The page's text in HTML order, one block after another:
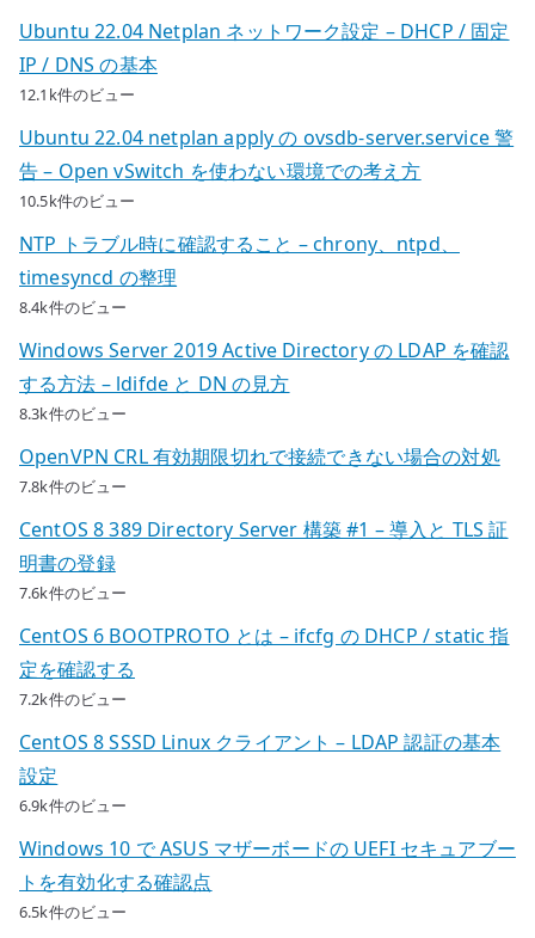
Ubuntu 22.04 Netplan ネットワーク設定 – DHCP / 固定
IP / DNS の基本
12.1k件のビュー
Ubuntu 22.04 netplan apply の ovsdb-server.service 警
告 – Open vSwitch を使わない環境での考え方
10.5k件のビュー
NTP トラブル時に確認すること – chrony、ntpd、
timesyncd の整理
8.4k件のビュー
Windows Server 2019 Active Directory の LDAP を確認
する方法 – ldifde と DN の見方
8.3k件のビュー
OpenVPN CRL 有効期限切れで接続できない場合の対処
7.8k件のビュー
CentOS 8 389 Directory Server 構築 #1 – 導入と TLS 証
明書の登録
7.6k件のビュー
CentOS 6 BOOTPROTO とは – ifcfg の DHCP / static 指
定を確認する
7.2k件のビュー
CentOS 8 SSSD Linux クライアント – LDAP 認証の基本
設定
6.9k件のビュー
Windows 10 で ASUS マザーボードの UEFI セキュアブー
トを有効化する確認点
6.5k件のビュー